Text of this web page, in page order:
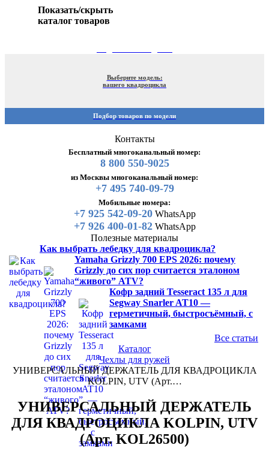
Показать/скрыть
каталог товаров
Выберите модель:
вашего квадроцикла
Подбор товаров по модели
Контакты
Бесплатный многоканальный номер:
8 800 550-9025
из Москвы многоканальный номер:
+7 495 740-09-79
Мобильные номера:
+7 925 542-09-20WhatsApp
+7 926 400-01-82WhatsApp
Полезные материалы
Как выбрать лебедку для квадроцикла?
Yamaha Grizzly 700 EPS 2026: почему
Grizzly до сих пор считается эталоном
“живого” ATV?
Кофр задний Tesseract 135 л для
Segway Snarler AT10 —
герметичный, быстросъёмный, с
замками
Все статьи
Каталог
Чехлы для ружей
УНИВЕРСАЛЬНЫЙ ДЕРЖАТЕЛЬ ДЛЯ КВАДРОЦИКЛА
KOLPIN, UTV (Арт.…
УНИВЕРСАЛЬНЫЙ ДЕРЖАТЕЛЬ
ДЛЯ КВАДРОЦИКЛА KOLPIN, UTV
(Арт. KOL26500)